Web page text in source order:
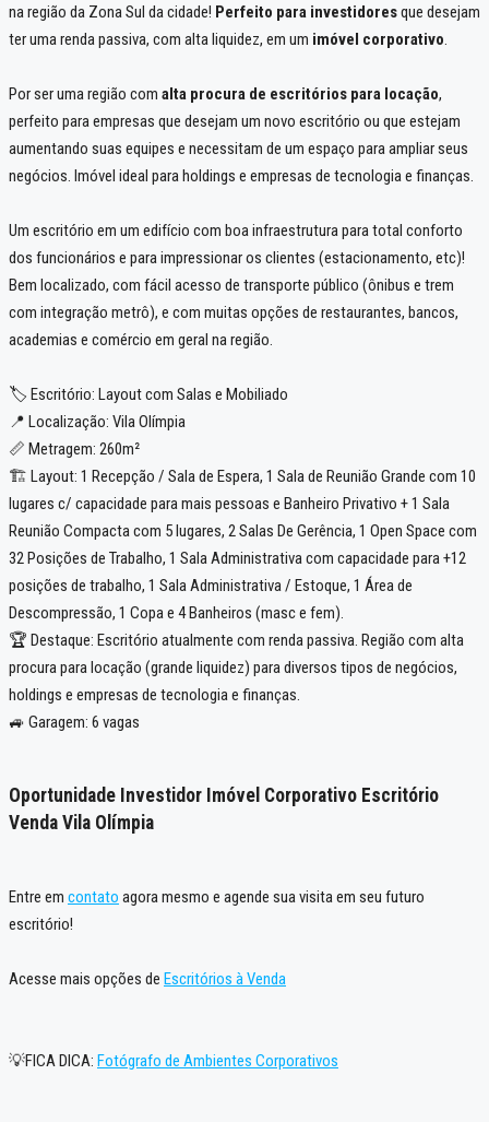
na região da Zona Sul da cidade! Perfeito para investidoresque desejam
ter uma renda passiva, com alta liquidez, em um imóvel corporativo
Por ser uma região com alta procura de escritórios para locação,
perfeito para empresas que desejam um novo escritório ou que estejam
aumentando suas equipes e necessitam de um espaço para ampliar seus
negócios. Imóvel ideal para holdings e empresas de tecnologia e finanças.
Um escritório em um edifício com boa infraestrutura para total conforto
dos funcionários e para impressionar os clientes (estacionamento, etc)!
Bem localizado, com fácil acesso de transporte público (ônibus e trem
com integração metrô), e com muitas opções de restaurantes, bancos,
academias e comércio em geral na região.
🏷️ Escritório: Layout com Salas e Mobiliado
📍 Localização: Vila Olímpia
📏 Metragem: 260m²
🏗️ Layout: 1 Recepção / Sala de Espera, 1 Sala de Reunião Grande com 10
lugares c/ capacidade para mais pessoas e Banheiro Privativo + 1 Sala
Reunião Compacta com 5 lugares, 2 Salas De Gerência, 1 Open Space com
32 Posições de Trabalho, 1 Sala Administrativa com capacidade para +12
posições de trabalho, 1 Sala Administrativa / Estoque, 1 Área de
Descompressão, 1 Copa e 4 Banheiros (masc e fem).
🏆 Destaque: Escritório atualmente com renda passiva. Região com alta
procura para locação (grande liquidez) para diversos tipos de negócios,
holdings e empresas de tecnologia e finanças.
🚙 Garagem: 6 vagas
Oportunidade Investidor Imóvel Corporativo Escritório
Venda Vila Olímpia
Entre em contato agora mesmo e agende sua visita em seu futuro
escritório!
Acesse mais opções de Escritórios à Venda
💡FICA DICA: Fotógrafo de Ambientes Corporativos